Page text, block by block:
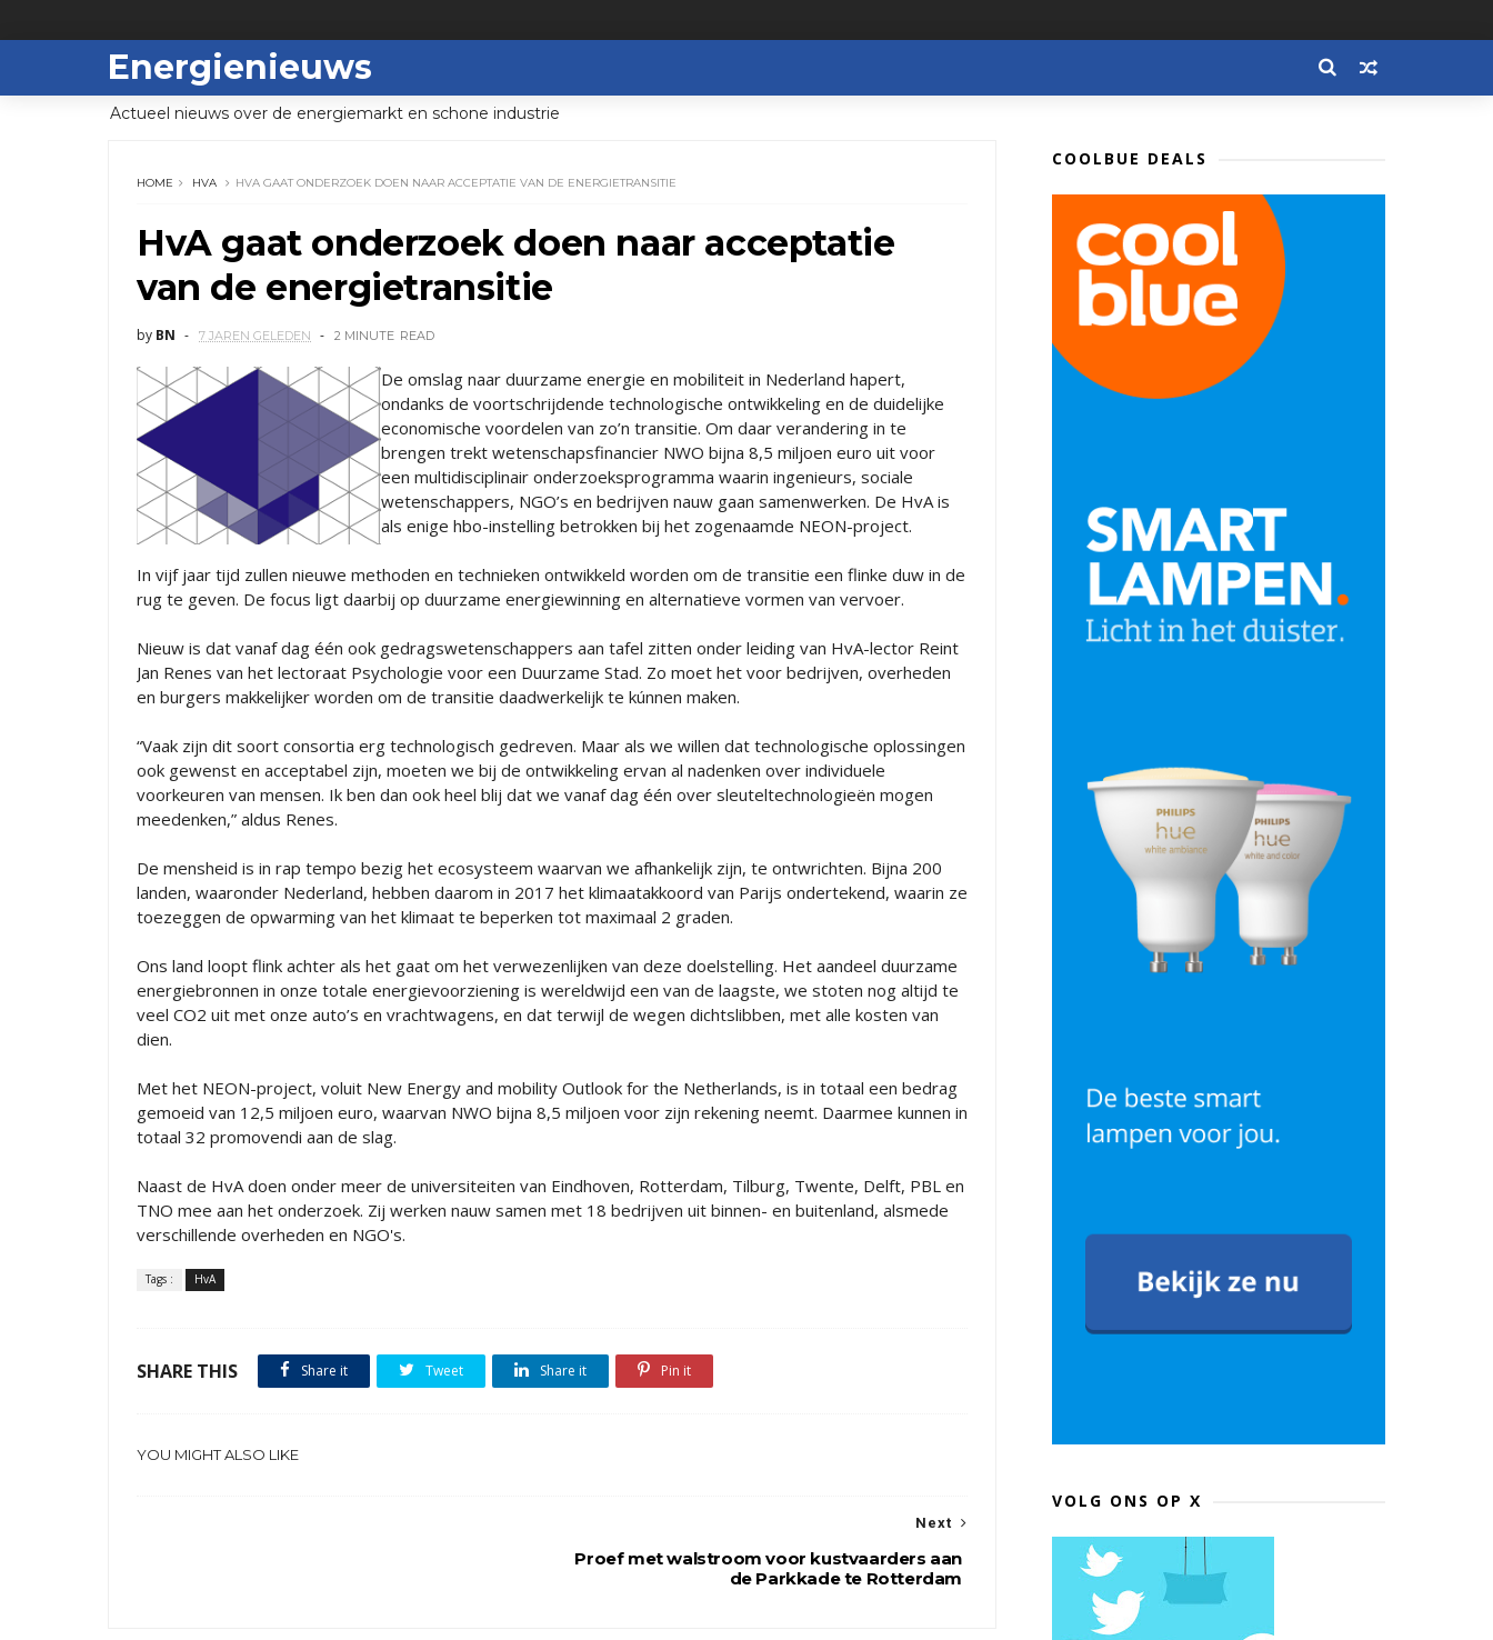
Energienieuws
Actueel nieuws over de energiemarkt en schone industrie
HOME HVA HVA GAAT ONDERZOEK DOEN NAAR ACCEPTATIE VAN DE ENERGIETRANSITIE
HvA gaat onderzoek doen naar acceptatie
van de energietransitie
by BN 7 JAREN GELEDEN 2 MINUTE READ
De omslag naar duurzame energie en mobiliteit in Nederland hapert,
ondanks de voortschrijdende technologische ontwikkeling en de duidelijke
economische voordelen van zo’n transitie. Om daar verandering in te
brengen trekt wetenschapsfinancier NWO bijna 8,5 miljoen euro uit voor
een multidisciplinair onderzoeksprogramma waarin ingenieurs, sociale
wetenschappers, NGO’s en bedrijven nauw gaan samenwerken. De HvA is
als enige hbo-instelling betrokken bij het zogenaamde NEON-project.
In vijf jaar tijd zullen nieuwe methoden en technieken ontwikkeld worden om de transitie een flinke duw in de
rug te geven. De focus ligt daarbij op duurzame energiewinning en alternatieve vormen van vervoer.
Nieuw is dat vanaf dag één ook gedragswetenschappers aan tafel zitten onder leiding van HvA-lector Reint
Jan Renes van het lectoraat Psychologie voor een Duurzame Stad. Zo moet het voor bedrijven, overheden
en burgers makkelijker worden om de transitie daadwerkelijk te kúnnen maken.
“Vaak zijn dit soort consortia erg technologisch gedreven. Maar als we willen dat technologische oplossingen
ook gewenst en acceptabel zijn, moeten we bij de ontwikkeling ervan al nadenken over individuele
voorkeuren van mensen. Ik ben dan ook heel blij dat we vanaf dag één over sleuteltechnologieën mogen
meedenken,” aldus Renes.
De mensheid is in rap tempo bezig het ecosysteem waarvan we afhankelijk zijn, te ontwrichten. Bijna 200
landen, waaronder Nederland, hebben daarom in 2017 het klimaatakkoord van Parijs ondertekend, waarin ze
toezeggen de opwarming van het klimaat te beperken tot maximaal 2 graden.
Ons land loopt flink achter als het gaat om het verwezenlijken van deze doelstelling. Het aandeel duurzame
energiebronnen in onze totale energievoorziening is wereldwijd een van de laagste, we stoten nog altijd te
veel CO2 uit met onze auto’s en vrachtwagens, en dat terwijl de wegen dichtslibben, met alle kosten van
dien.
Met het NEON-project, voluit New Energy and mobility Outlook for the Netherlands, is in totaal een bedrag
gemoeid van 12,5 miljoen euro, waarvan NWO bijna 8,5 miljoen voor zijn rekening neemt. Daarmee kunnen in
totaal 32 promovendi aan de slag.
Naast de HvA doen onder meer de universiteiten van Eindhoven, Rotterdam, Tilburg, Twente, Delft, PBL en
TNO mee aan het onderzoek. Zij werken nauw samen met 18 bedrijven uit binnen- en buitenland, alsmede
verschillende overheden en NGO's.
Tags : HvA
SHARE THIS Share it Tweet Share it Pin it
YOU MIGHT ALSO LIKE
Next
Proef met walstroom voor kustvaarders aan
de Parkkade te Rotterdam
COOLBUE DEALS
VOLG ONS OP X